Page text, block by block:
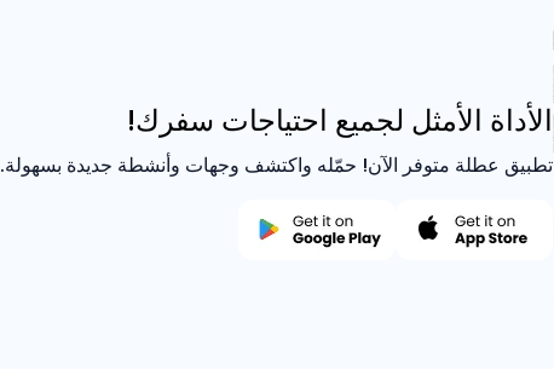
الأداة الأمثل لجميع احتياجات سفرك!
تطبيق عطلة متوفر الآن! حمّله واكتشف وجهات وأنشطة جديدة بسهولة.